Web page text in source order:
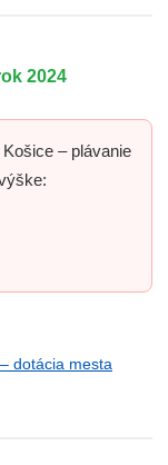
2024
– plávanie
dotácia mesta